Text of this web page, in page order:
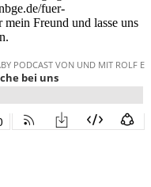
fuer-
Freund und lasse uns